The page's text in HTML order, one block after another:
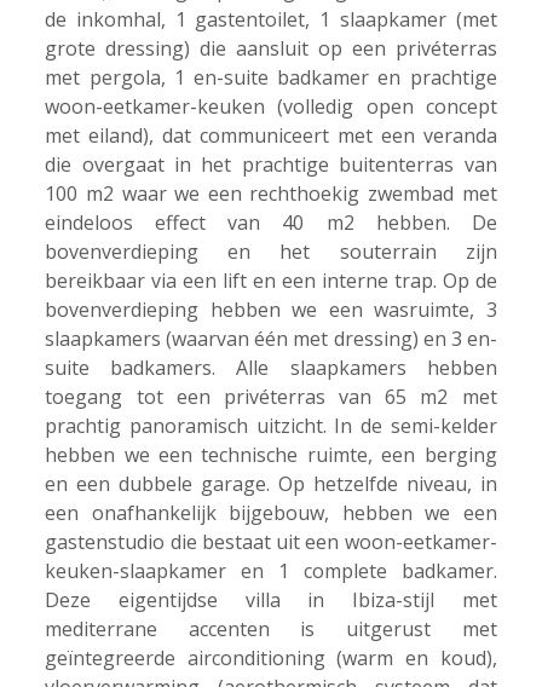
de inkomhal, 1 gastentoilet, 1 slaapkamer (met
grote dressing) die aansluit op een privéterras
met pergola, 1 en-suite badkamer en prachtige
woon-eetkamer-keuken (volledig open concept
met eiland), dat communiceert met een veranda
die overgaat in het prachtige buitenterras van
100 m2 waar we een rechthoekig zwembad met
eindeloos effect van 40 m2 hebben. De
bovenverdieping en het souterrain zijn
bereikbaar via een lift en een interne trap. Op de
bovenverdieping hebben we een wasruimte, 3
slaapkamers (waarvan één met dressing) en 3 en-
suite badkamers. Alle slaapkamers hebben
toegang tot een privéterras van 65 m2 met
prachtig panoramisch uitzicht. In de semi-kelder
hebben we een technische ruimte, een berging
en een dubbele garage. Op hetzelfde niveau, in
een onafhankelijk bijgebouw, hebben we een
gastenstudio die bestaat uit een woon-eetkamer-
keuken-slaapkamer en 1 complete badkamer.
Deze eigentijdse villa in Ibiza-stijl met
mediterrane accenten is uitgerust met
geïntegreerde airconditioning (warm en koud),